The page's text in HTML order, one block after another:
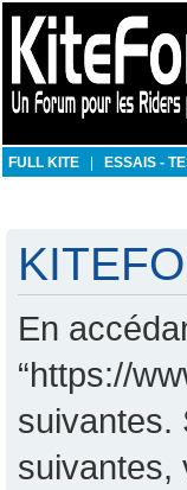
FULL KITE ESSAIS -
En
“https://
suivantes.
suivantes,